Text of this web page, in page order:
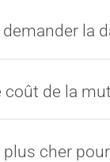
la
coût de la
cher